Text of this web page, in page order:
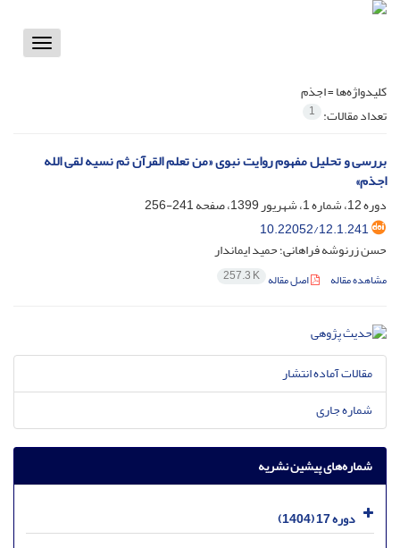
Toggle
کلیدواژه‌ها =اجذم
تعداد مقالات: 1
بررسی و تحلیل مفهوم روایت نبوی «من تعلم القرآن ثم نسیه لقی الله
اجذم»
دوره 12، شماره 1، شهریور 1399، صفحه
241-256
10.22052/12.1.241
حسن زرنوشه فراهانی؛ حمید ایماندار
مشاهده مقاله اصل مقاله 257.3 K
مقالات آماده انتشار
شماره جاری
شماره‌های پیشین نشریه
دوره 17 (1404)